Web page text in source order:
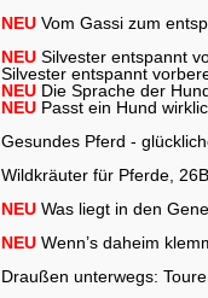
NEU Vom Gassi zum
NEU Silvester entspannt
Silvester entspannt
NEU Die Sprache der
NEU Passt ein Hund
Gesundes Pferd -
Wildkräuter für Pferde,
NEU Was liegt in den
NEU Wenn’s daheim
Draußen unterwegs: